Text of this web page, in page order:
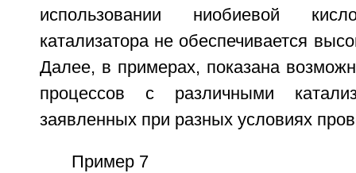
использовании ниобиевой
катализатора не обеспечивается
Далее, в примерах, показана
процессов с различными
заявленных при разных условиях
Пример 7